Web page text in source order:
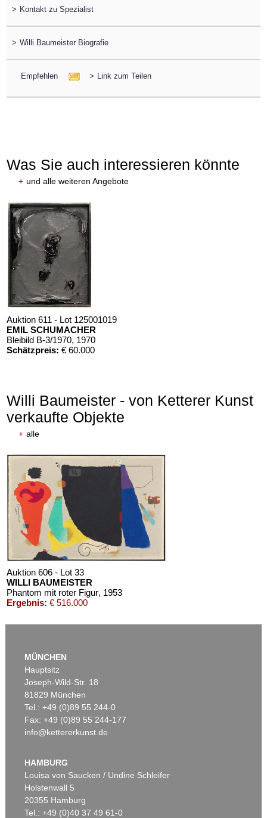
> Kontakt zu Spezialist
> Willi Baumeister Biografie
Empfehlen > Link zum Teilen
Was Sie auch interessieren könnte
+ und alle weiteren Angebote
Auktion 611 - Lot 125001019
EMIL SCHUMACHER
Bleibild B-3/1970, 1970
Schätzpreis: € 60.000
Willi Baumeister - von Ketterer Kunst
verkaufte Objekte
+ alle
Auktion 606 - Lot 33
WILLI BAUMEISTER
Phantom mit roter Figur, 1953
Ergebnis: € 516.000
Auktion 416 - Lot 706
Ergebnis:€ 439.200
MÜNCHEN
Hauptsitz
Joseph-Wild-Str. 18
81829 München
Tel.: +49 (0)89 55 244-0
Fax: +49 (0)89 55 244-177
info@kettererkunst.de
HAMBURG
Louisa von Saucken / Undine Schleifer
Holstenwall 5
20355 Hamburg
Tel.: +49 (0)40 37 49 61-0